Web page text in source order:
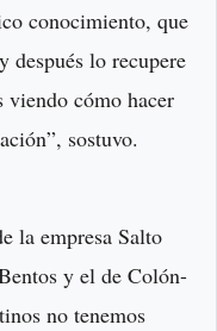
conocimiento, que
después lo recupere
viendo cómo hacer
sostuvo.
la empresa Salto
y el de Colón-
no tenemos